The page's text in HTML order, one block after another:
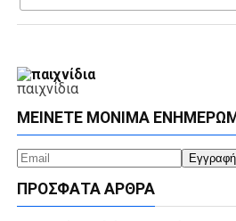
παιχνίδια
ΜΕΊΝΕΤΕ ΜΌΝΙΜΑ
ΠΡΌΣΦΑΤΑ ΆΡΘΡΑ